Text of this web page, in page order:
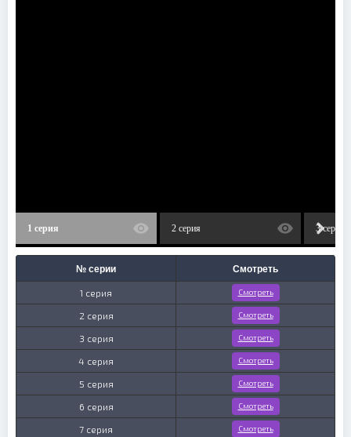
1 серия 2 серия 3 серия
№ серии Смотреть
1 серия Смотреть
2 серия Смотреть
3 серия Смотреть
4 серия Смотреть
5 серия Смотреть
6 серия Смотреть
7 серия Смотреть